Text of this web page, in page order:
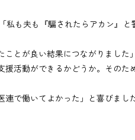
も夫も『騙されたらアカン』
とが良い結果につながりました」
活動ができるかどうか。その
で働いてよかった」と喜びました